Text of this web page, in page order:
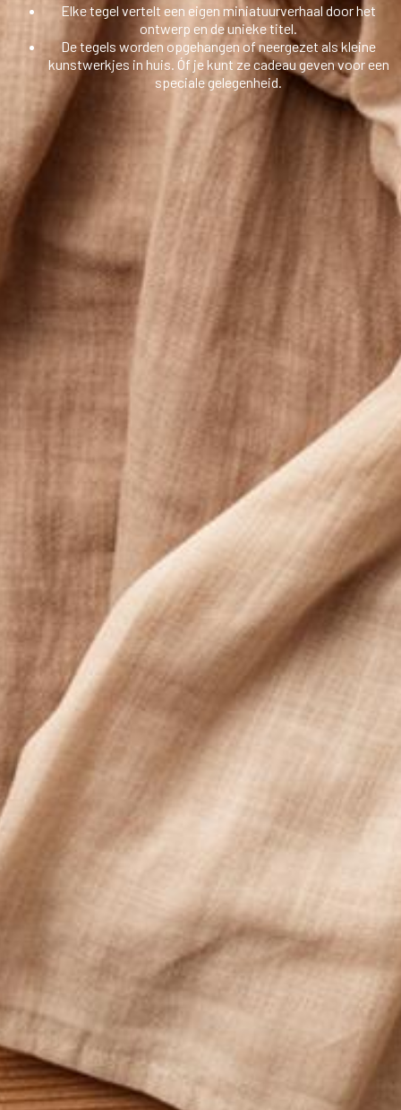
Elke tegel vertelt een eigen miniatuurverhaal door het
ontwerp en de unieke titel.
De tegels worden opgehangen of neergezet als kleine
kunstwerkjes in huis. Óf je kunt ze cadeau geven voor een
speciale gelegenheid.